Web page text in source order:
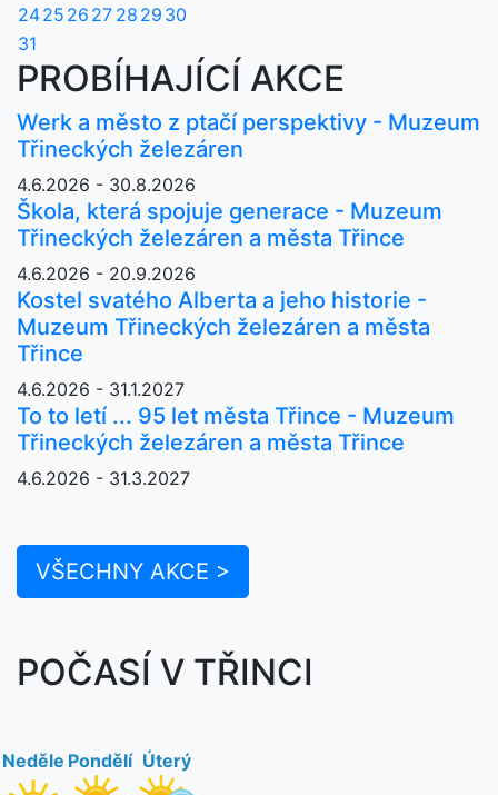
2425 26 27 28 29 30
31
PROBÍHAJÍCÍ AKCE
Werk a město z ptačí perspektivy - Muzeum
Třineckých železáren
4.6.2026 - 30.8.2026
Škola, která spojuje generace - Muzeum
Třineckých železáren a města Třince
4.6.2026 - 20.9.2026
Kostel svatého Alberta a jeho historie -
Muzeum Třineckých železáren a města
Třince
4.6.2026 - 31.1.2027
To to letí ... 95 let města Třince - Muzeum
Třineckých železáren a města Třince
4.6.2026 - 31.3.2027
VŠECHNY AKCE >
POČASÍ V TŘINCI
Neděle Pondělí Úterý